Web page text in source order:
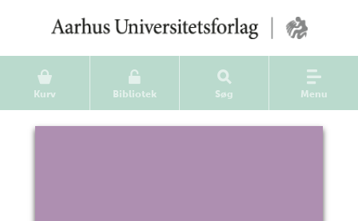
Kurv Bibliotek Søg Menu